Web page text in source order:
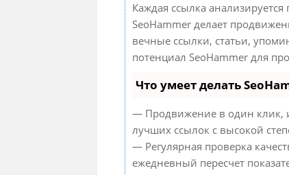
Каждая ссылка
SeoHammer делает
вечные ссылки, статьи,
потенциал SeoHammer для
Что умеет делать
— Продвижение в один клик,
лучших ссылок с высокой
— Регулярная проверка
ежедневный пересчет